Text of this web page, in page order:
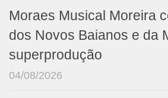
Moraes Musical Moreira
dos Novos Baianos e da
superprodução
04/08/2026